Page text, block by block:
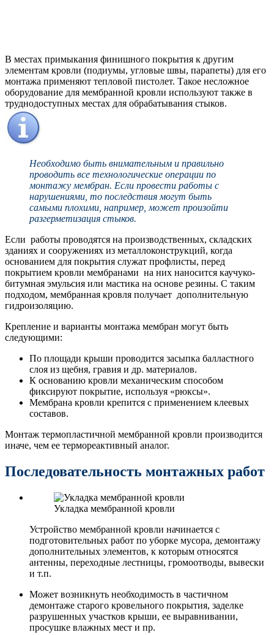
В местах примыкания финишного покрытия к другим
элементам кровли (подиумы, угловые швы, парапеты) для его
монтажа применяют тепловой пистолет. Такое несложное
оборудование для мембранной кровли используют также в
труднодоступных местах для обрабатывания стыков.
Необходимо быть внимательным и правильно
проводить все технологические операции по
монтажу мембран. Если провести работы с
нарушениями, то последствия могут быть
самыми плохими, например, может произойти
разгерметизация стыков.
Если работы проводятся на производственных, складских
зданиях и сооружениях из металлоконструкций, когда
основанием для покрытия служат профлисты, перед
покрытием кровли мембранами на них наносится каучуко-
битумная эмульсия или мастика на основе резины. С таким
подходом, мембранная кровля получает дополнительную
гидроизоляцию.
Крепление и варианты монтажа мембран могут быть
следующими:
По площади крыши проводится засыпка балластного
слоя из щебня, гравия и др. материалов.
К основанию кровли механическим способом
фиксируют покрытие, используя «рюксы».
Мембрана кровли крепится с применением клеевых
составов.
Монтаж термопластичной мембранной кровли производится
иначе, чем ее термореактивный аналог.
Последовательность монтажных работ
Укладка мембранной кровли
Устройство мембранной кровли начинается с
подготовительных работ по уборке мусора, демонтажу
дополнительных элементов, к которым относятся
антенны, переходные лестницы, громоотводы, вывески
и т.п.
Может возникнуть необходимость в частичном
демонтаже старого кровельного покрытия, заделке
разрушенных участков крыши, ее выравнивании,
просушке влажных мест и пр.